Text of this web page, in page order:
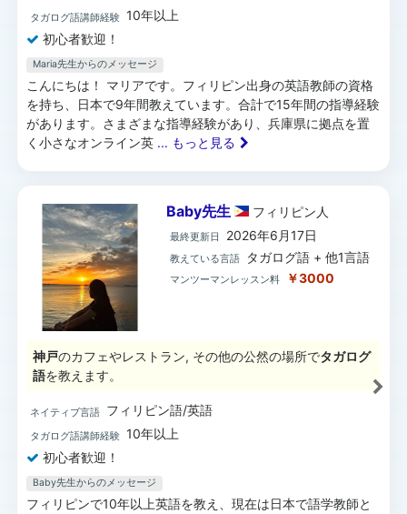
タガログ語講師経験 10年以上
初心者歓迎！
Maria先生からのメッセージ
こんにちは！ マリアです。フィリピン出身の英語教師の資格
を持ち、日本で9年間教えています。合計で15年間の指導経験
があります。さまざまな指導経験があり、兵庫県に拠点を置
く小さなオンライン英 ... もっと見る
Baby先生 フィリピン 人
最終更新日 2026年6月17日
教えている言語 タガログ語 + 他1言語
マンツーマンレッスン料 ￥3000
神戸のカフェやレストラン, その他の公然の場所でタガログ
語を教えます。
ネイティブ言語 フィリピン語/英語
タガログ語講師経験 10年以上
初心者歓迎！
Baby先生からのメッセージ
フィリピンで10年以上英語を教え、現在は日本で語学教師と